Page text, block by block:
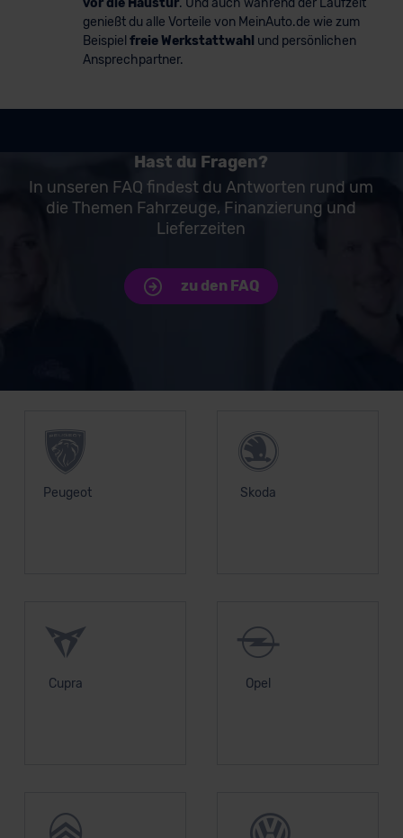
genießt du alle Vorteile von MeinAuto.de wie zum
Beispiel freie Werkstattwahl und persönlichen
Ansprechpartner.
Hast du Fragen?
In unseren FAQ findest du Antworten rund um
die Themen Fahrzeuge, Finanzierung und
Lieferzeiten
zu den FAQ
Peugeot Skoda
Cupra Opel